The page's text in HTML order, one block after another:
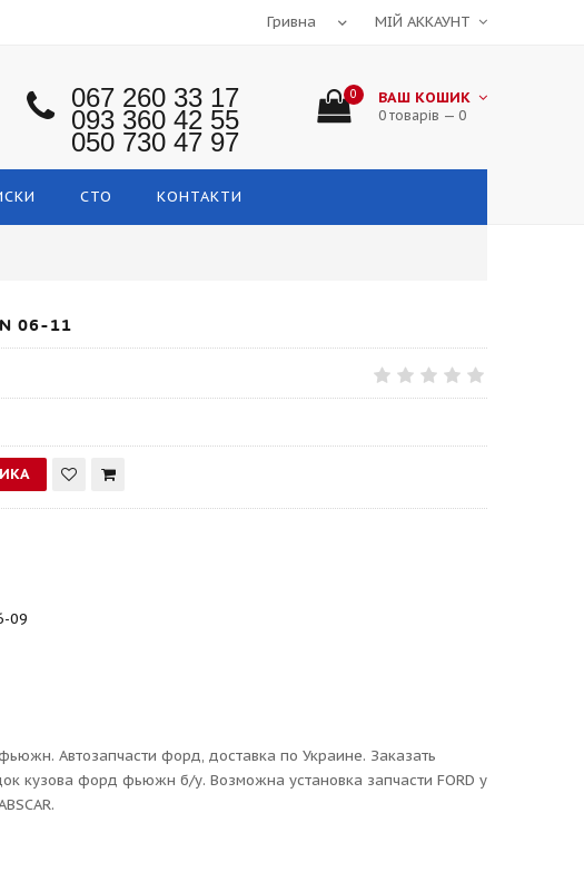
МІЙ АККАУНТ
067 260 33 17
093 360 42 55
050 730 47 97
0 ВАШ КОШИК
0 товарів — 0
СТО КОНТАКТИ
06-11
09
Автозапчасти форд, доставка по Украине. Заказать
кузова форд фьюжн б/у. Возможна установка запчасти FORD у